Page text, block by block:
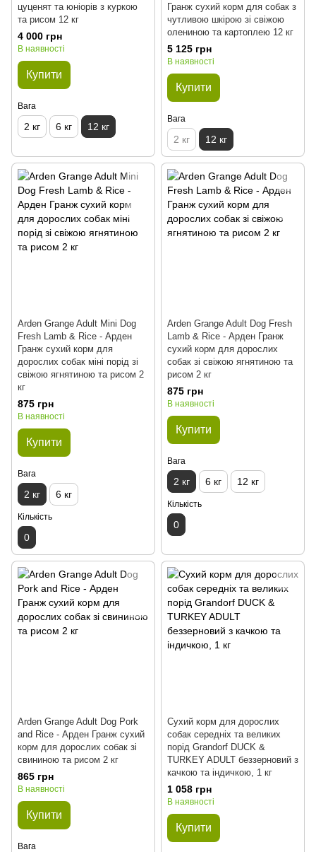
цуценят та юніорів з куркою
та рисом 12 кг
4 000 грн
В наявності
Купити
Вага
2 кг 6 кг 12 кг
Гранж сухий корм для собак з
чутливою шкірою зі свіжою
олениною та картоплею 12 кг
5 125 грн
В наявності
Купити
Вага
2 кг 12 кг
Arden Grange Adult Mini Dog
Fresh Lamb & Rice - Арден
Гранж сухий корм для
дорослих собак міні порід зі
свіжою ягнятиною та рисом 2
кг
875 грн
В наявності
Купити
Вага
2 кг 6 кг
Кількість
0
Arden Grange Adult Dog Fresh
Lamb & Rice - Арден Гранж
сухий корм для дорослих
собак зі свіжою ягнятиною та
рисом 2 кг
875 грн
В наявності
Купити
Вага
2 кг 6 кг 12 кг
Кількість
0
Arden Grange Adult Dog Pork
and Rice - Арден Гранж сухий
корм для дорослих собак зі
свининою та рисом 2 кг
865 грн
В наявності
Купити
Вага
Сухий корм для дорослих
собак середніх та великих
порід Grandorf DUCK &
TURKEY ADULT беззерновий з
качкою та індичкою, 1 кг
1 058 грн
В наявності
Купити